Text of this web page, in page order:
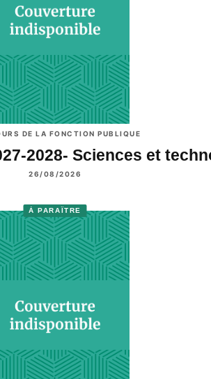
DE LA FONCTION PUBLIQUE
2028- Sciences et
26/08/2026
À PARAÎTRE